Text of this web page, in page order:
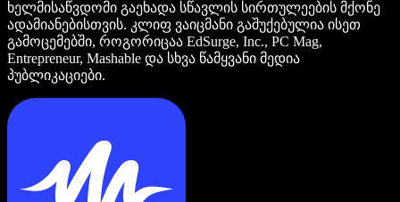
ხელმისაწვდომი გაეხადა სწავლის სირთულეების მქონე
ადამიანებისთვის. კლიფ ვაიცმანი გაშუქებულია ისეთ
გამოცემებში, როგორიცაა EdSurge, Inc., PC Mag,
Entrepreneur, Mashable და სხვა წამყვანი მედია
პუბლიკაციები.